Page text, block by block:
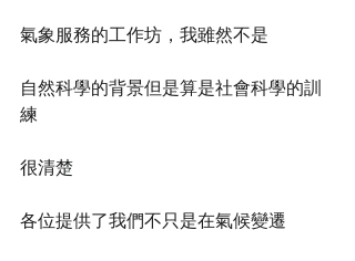
氣象服務的工作坊，我雖然不是
自然科學的背景但是算是社會科學的訓
練
很清楚
各位提供了我們不只是在氣候變遷